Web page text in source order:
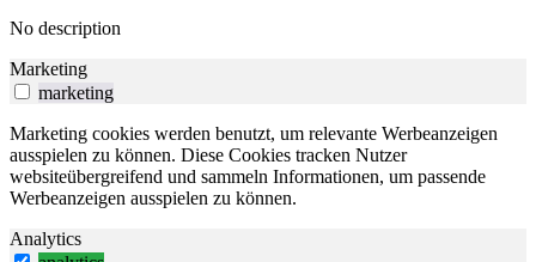
No description
Marketing
marketing
Marketing cookies werden benutzt, um relevante Werbeanzeigen
ausspielen zu können. Diese Cookies tracken Nutzer
websiteübergreifend und sammeln Informationen, um passende
Werbeanzeigen ausspielen zu können.
Analytics